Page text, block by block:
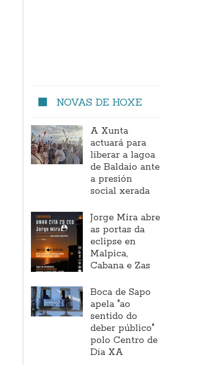
NOVAS DE HOXE
A Xunta
actuará para
liberar a lagoa
de Baldaio ante
a presión
social xerada
Jorge Mira abre
as portas da
eclipse en
Malpica,
Cabana e Zas
Boca de Sapo
apela "ao
sentido do
deber público"
polo Centro de
Día XA